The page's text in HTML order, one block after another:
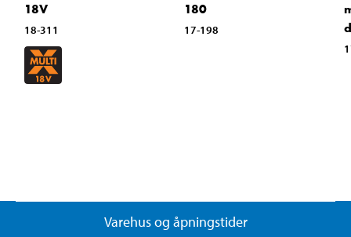
18V
18-311
180
17-198
Varehus og åpningstider